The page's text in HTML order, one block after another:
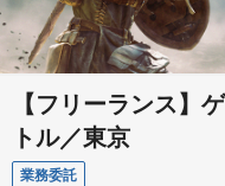
【フリーランス】
トル／東京
業務委託